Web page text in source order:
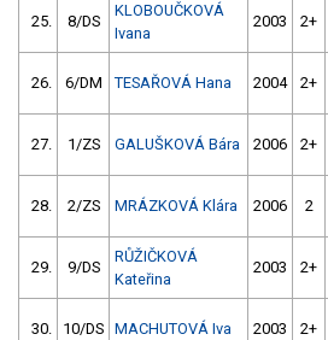
25. 8/DS
KLOBOUČKOVÁ
Ivana
2003 2+
26. 6/DM TESAŘOVÁ Hana 2004 2+
27. 1/ZS GALUŠKOVÁ Bára 2006 2+
28. 2/ZS MRÁZKOVÁ Klára 2006 2
29. 9/DS
RŮŽIČKOVÁ
Kateřina
2003 2+
30. 10/DS MACHUTOVÁ Iva 2003 2+